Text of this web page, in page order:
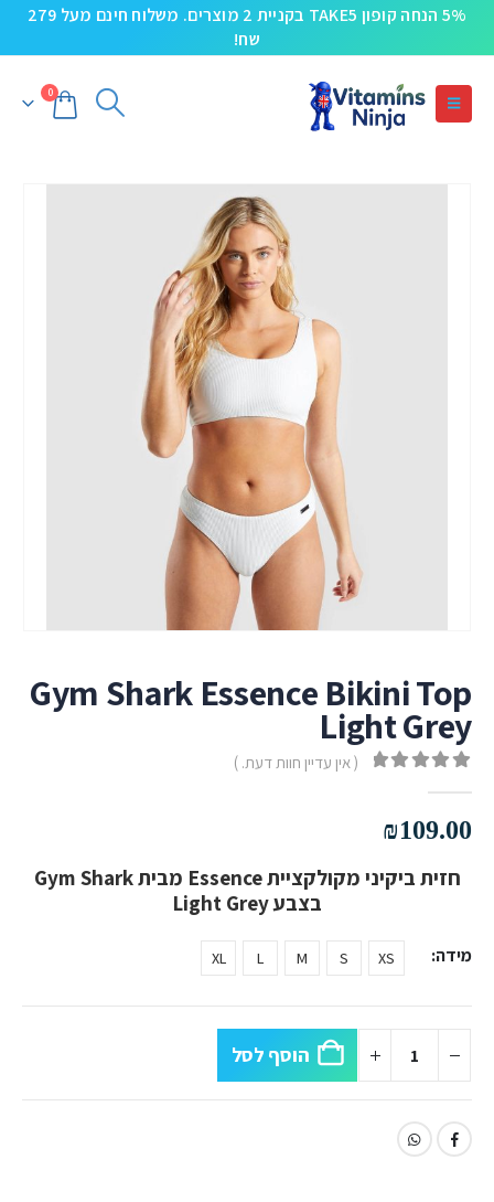
5% הנחה קופון TAKE5 בקניית 2 מוצרים. משלוח חינם מעל 279
שח!
0
Gym Shark Essence Bikini Top
Light Grey
( אין עדיין חוות דעת. )
₪109.00
חזית ביקיני מקולקציית Essence מבית Gym Shark
בצבע Light Grey
מידה XS
S
M
L
XL
הוסף לסל